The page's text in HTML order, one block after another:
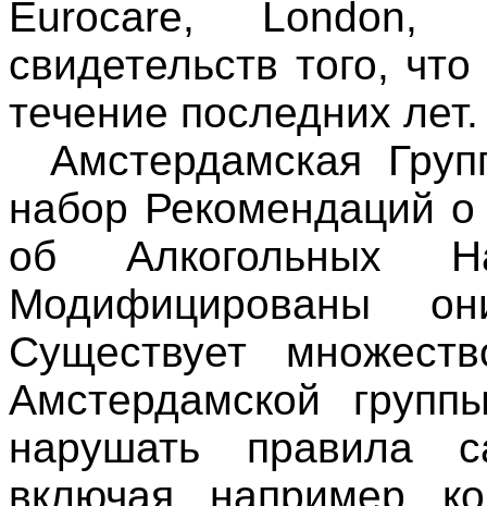
Eurocare,
свидетельств того,
течение последних лет.
Амстердамская
набор Рекомендаций
об Алкогольных
Модифицированы
Существует
Амстердамской
нарушать правила
включая, например,